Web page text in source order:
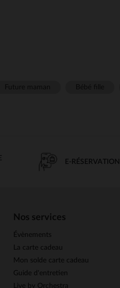
E-RÉSERVATION
Nos services
Évènements
La carte cadeau
Mon solde carte cadeau
Guide d'entretien
Live by Orchestra